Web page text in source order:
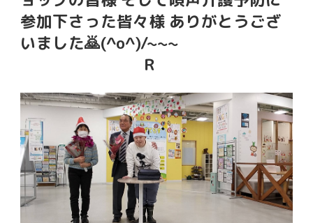
参加下さった皆々様 ありがとうござ
いました🙇(^o^)/~~~
Ｒ